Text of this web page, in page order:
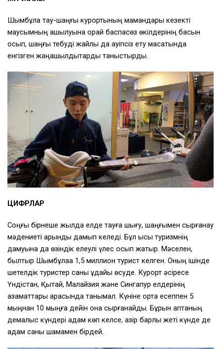
Шымбұлақ тау-шаңғы курортының мамандары кезекті
маусымның ашылуына орай баспасөз өкілдерінің басын
қосып, шаңғы тебуді жайлы да қауіпсіз ету мақсатында
енгізген жаңашылдықтарды таныстырды.
ЦИФРЛАР
Соңғы бірнеше жылда елде тауға шығу, шаңғымен сырғанау
мәдениеті қарқынды дамып келеді. Бұл қысқы туризмнің
дамуына да өзіндік елеулі үлес қосып жатыр. Мәселен,
былтыр Шымбұлаққа 1,5 миллион турист келген. Оның ішінде
шетелдік туристер саны ұдайы өсуде. Курорт әсіресе
Үндістан, Қытай, Малайзия және Сингапур елдерінің
азаматтары арасында танымал. Күніне орта есеппен 5
мыңнан 10 мыңға дейін қонақ сырғанайды. Бұрын аптаның
демалыс күндері адам көп келсе, қазір барлық жеті күнде де
адам саны шамамен бірдей.